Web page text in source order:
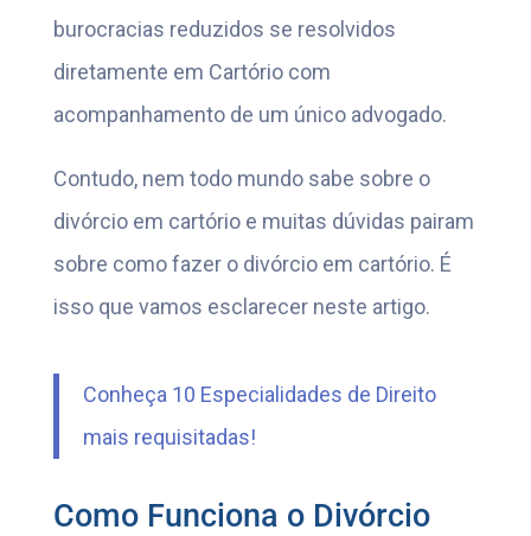
burocracias reduzidos se resolvidos
diretamente em Cartório com
acompanhamento de um único advogado.
Contudo, nem todo mundo sabe sobre o
divórcio em cartório e muitas dúvidas pairam
sobre como fazer o divórcio em cartório. É
isso que vamos esclarecer neste artigo.
Conheça 10 Especialidades de Direito
mais requisitadas!
Como Funciona o Divórcio